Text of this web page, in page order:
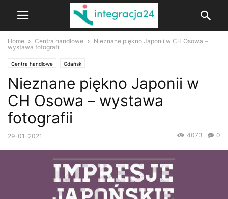
Home Centra handlowe
Nieznane piękno Japonii w CH Osowa –
wystawa fotografii
Centra handlowe Gdańsk
Nieznane piękno Japonii w
CH Osowa – wystawa
fotografii
29-01-2021 0
4073